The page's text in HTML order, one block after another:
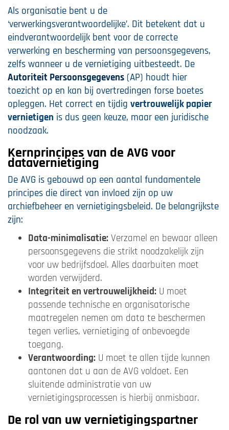
Als organisatie bent u de
‘verwerkingsverantwoordelijke’. Dit betekent dat u
eindverantwoordelijk bent voor de correcte
verwerking en bescherming van persoonsgegevens,
zelfs wanneer u de vernietiging uitbesteedt. De
Autoriteit Persoonsgegevens (AP) houdt hier
toezicht op en kan bij overtredingen forse boetes
opleggen. Het correct en tijdig vertrouwelijk papier
vernietigen is dus geen keuze, maar een juridische
noodzaak.
Kernprincipes van de AVG voor
datavernietiging
De AVG is gebouwd op een aantal fundamentele
principes die direct van invloed zijn op uw
archiefbeheer en vernietigingsbeleid. De belangrijkste
zijn:
Data-minimalisatie: Verzamel en bewaar alleen
persoonsgegevens die strikt noodzakelijk zijn
voor uw bedrijfsdoel. Alles daarbuiten moet
worden verwijderd.
Integriteit en vertrouwelijkheid: U moet
passende technische en organisatorische
maatregelen nemen om data te beschermen
tegen verlies, vernietiging of onbevoegde
toegang.
Verantwoording: U moet te allen tijde kunnen
aantonen dat u aan de AVG voldoet. Een
sluitende administratie van uw
vernietigingsprocessen is hierbij onmisbaar.
De rol van uw vernietigingspartner